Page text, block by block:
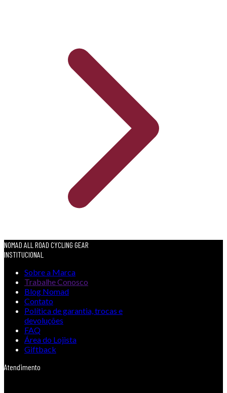
NOMAD ALL ROAD CYCLING GEAR
INSTITUCIONAL
Sobre a Marca
Trabalhe Conosco
Blog Nomad
Contato
Política de garantia, trocas e
devoluções
FAQ
Área do Lojista
Giftback
Atendimento